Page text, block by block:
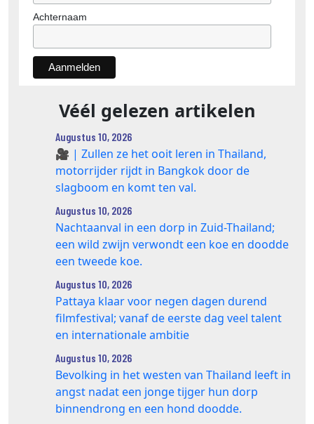
Achternaam
Véél gelezen artikelen
Augustus 10, 2026
🎥 | Zullen ze het ooit leren in Thailand,
motorrijder rijdt in Bangkok door de
slagboom en komt ten val.
Augustus 10, 2026
Nachtaanval in een dorp in Zuid-Thailand;
een wild zwijn verwondt een koe en doodde
een tweede koe.
Augustus 10, 2026
Pattaya klaar voor negen dagen durend
filmfestival; vanaf de eerste dag veel talent
en internationale ambitie
Augustus 10, 2026
Bevolking in het westen van Thailand leeft in
angst nadat een jonge tijger hun dorp
binnendrong en een hond doodde.